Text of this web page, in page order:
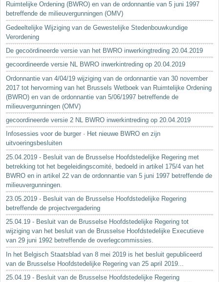
Ruimtelijke Ordening (BWRO) en van de ordonnantie van 5 juni 1997
betreffende de milieuvergunningen (OMV)
Gedeeltelijke Wijziging van de Gewestelijke Stedenbouwkundige
Verordening
De gecoördineerde versie van het BWRO inwerkingtreding 20.04.2019
gecoordineerde versie NL BWRO inwerkintreding op 20.04.2019
Ordonnantie van 4/04/19 wijziging van de ordonnantie van 30 november
2017 tot hervorming van het Brussels Wetboek van Ruimtelijke Ordening
(BWRO) en van de ordonnantie van 5/06/1997 betreffende de
milieuvergunningen (OMV)
gecoordineerde versie 2 NL BWRO inwerkintreding op 20.04.2019
Infosessies voor de burger · Het nieuwe BWRO en zijn
uitvoeringsbesluiten
25.04.2019 - Besluit van de Brusselse Hoofdstedelijke Regering met
betrekking tot het begeleidingscomité, bedoeld in artikel 175/4 van het
BWRO en in artikel 22 van de ordonnantie van 5 juni 1997 betreffende de
milieuvergunningen.
23.05.2019 - Besluit van de Brusselse Hoofdstedelijke Regering
betreffende de projectvergadering
25.04.19 - Besluit van de Brusselse Hoofdstedelijke Regering tot
wijziging van het besluit van de Brusselse Hoofdstedelijke Executieve
van 29 juni 1992 betreffende de overlegcommissies.
In het Belgisch Staatsblad van 8 mei 2019 is het besluit gepubliceerd
van de Brusselse Hoofdstedelijke Regering van 25 april 2019...
25.04.19 - Besluit van de Brusselse Hoofdstedelijke Regering